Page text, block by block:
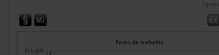
Posto de trabalho
800.000